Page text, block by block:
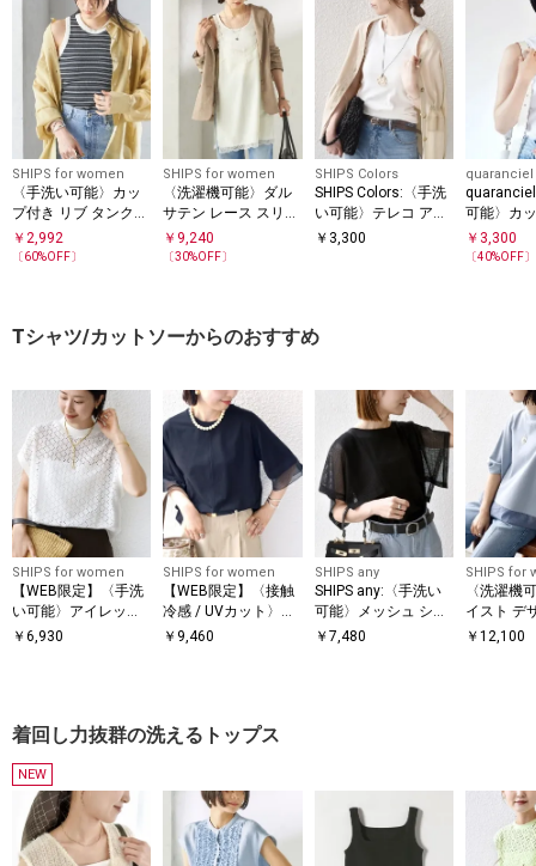
SHIPS for women
〈手洗い可能〉カッ
プ付き リブ タンクト
ップ◇
￥ 2,992
〔 60%OFF〕
SHIPS for women
〈洗濯機可能〉ダル
サテン レース スリッ
ト キャミソール
￥ 9,240
〔30%OFF〕
SHIPS Colors
SHIPS Colors:〈手洗
い可能〉テレコ アメ
リカンスリーブ タン
￥ 3,300
quaranciel
可能〉カ
メリカン
ブ タンク
￥ 3,300
〔40%OFF〕
Tシャツ/カットソーからのおすすめ
SHIPS for women
【WEB限定】〈手洗
い可能〉アイレット
クルーネック プルオ
￥ 6,930
SHIPS for women
【WEB限定】〈接触
冷感 / UVカット〉シ
アー オーガンジー コ
￥ 9,460
SHIPS any
SHIPS any:〈手洗い
可能〉メッシュ シア
ー ハンカチ スリーブ
￥ 7,480
SHIPS for
〈洗濯機
イスト デ
ー ドッキ
￥12,100
着回し力抜群の洗えるトップス
NEW